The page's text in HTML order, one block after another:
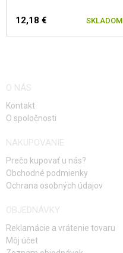
12,18 € SKLADOM
O NÁS
Kontakt
O spoločnosti
NAKUPOVANIE
Prečo kupovať u nás?
Obchodné podmienky
Ochrana osobných údajov
OBJEDNÁVKY
Reklamácie a vrátenie tovaru
Môj účet